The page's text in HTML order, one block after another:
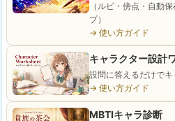
（ルビ・傍点・自動
プ）
→ 使い方ガイド
キャラクター設計
設問に答えるだけでキ
→ 使い方ガイド
MBTIキャラ診断